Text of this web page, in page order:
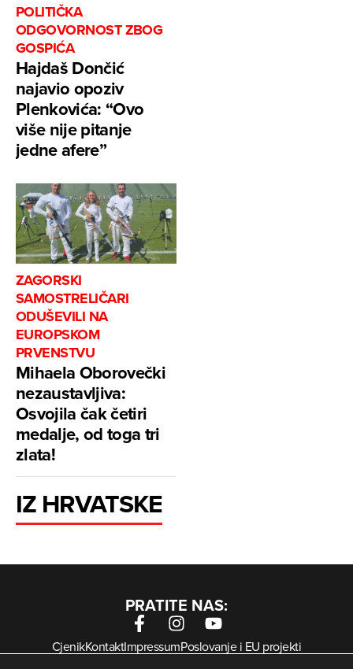
POLITIČKA
ODGOVORNOST ZBOG
GOSPIĆA
Hajdaš Dončić
najavio opoziv
Plenkovića: “Ovo
više nije pitanje
jedne afere”
ZAGORSKI
SAMOSTRELIČARI
ODUŠEVILI NA
EUROPSKOM
PRVENSTVU
Mihaela Oborovečki
nezaustavljiva:
Osvojila čak četiri
medalje, od toga tri
zlata!
IZ HRVATSKE
PRATITE NAS:
CjenikKontaktImpressumPoslovanje i EU projekti